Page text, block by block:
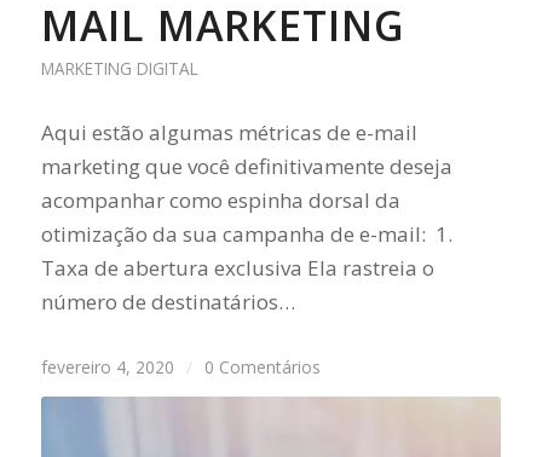
MAIL MARKETING
MARKETING DIGITAL
Aqui estão algumas métricas de e-mail
marketing que você definitivamente deseja
acompanhar como espinha dorsal da
otimização da sua campanha de e-mail: 1.
Taxa de abertura exclusiva Ela rastreia o
número de destinatários…
fevereiro 4, 2020 / 0 Comentários